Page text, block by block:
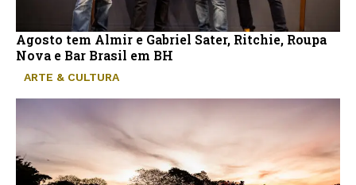
Agosto tem Almir e Gabriel Sater, Ritchie, Roupa
Nova e Bar Brasil em BH
ARTE & CULTURA